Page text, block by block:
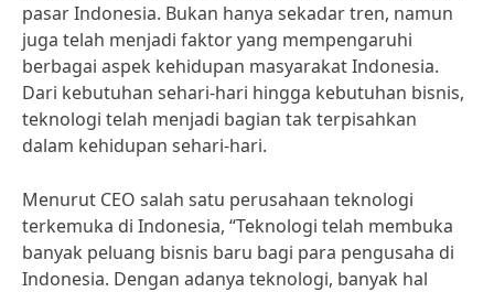
pasar Indonesia. Bukan hanya sekadar tren, namun
juga telah menjadi faktor yang mempengaruhi
berbagai aspek kehidupan masyarakat Indonesia.
Dari kebutuhan sehari-hari hingga kebutuhan bisnis,
teknologi telah menjadi bagian tak terpisahkan
dalam kehidupan sehari-hari.
Menurut CEO salah satu perusahaan teknologi
terkemuka di Indonesia, “Teknologi telah membuka
banyak peluang bisnis baru bagi para pengusaha di
Indonesia. Dengan adanya teknologi, banyak hal